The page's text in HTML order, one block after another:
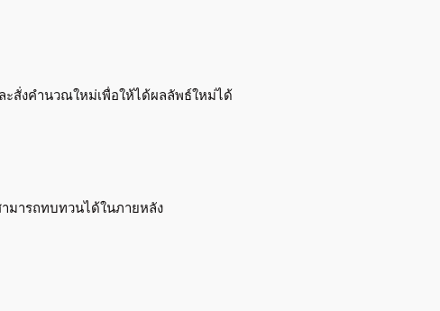
สั่งคำนวณใหม่เพื่อให้ได้ผลลัพธ์ใหม่ได้
มารถทบทวนได้ในภายหลัง